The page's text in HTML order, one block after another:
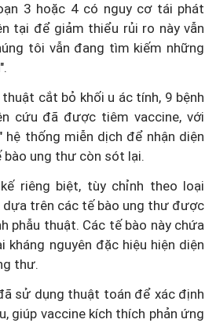
3 hoặc 4 có nguy cơ tái phát
tại để giảm thiểu rủi ro này vẫn
tôi vẫn đang tìm kiếm những
cắt bỏ khối u ác tính, 9 bệnh
cứu đã được tiêm vaccine, với
hệ thống miễn dịch để nhận diện
ung thư còn sót lại.
riêng biệt, tùy chỉnh theo loại
dựa trên các tế bào ung thư được
phẫu thuật. Các tế bào này chứa
kháng nguyên đặc hiệu hiện diện
thư.
sử dụng thuật toán để xác định
giúp vaccine kích thích phản ứng